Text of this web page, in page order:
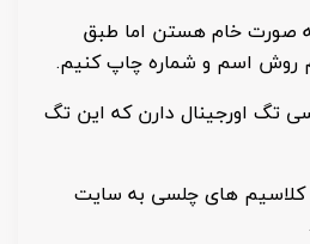
صورت خام هستن اما طبق
روش اسم و شماره چاپ کنیم.
تگ اورجینال دارن که این تگ
کلاسیم های چلسی به سایت